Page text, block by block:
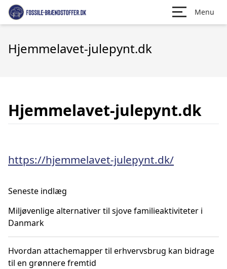
Menu
Hjemmelavet-julepynt.dk
Hjemmelavet-julepynt.dk
https://hjemmelavet-julepynt.dk/
Seneste indlæg
Miljøvenlige alternativer til sjove familieaktiviteter i
Danmark
Hvordan attachemapper til erhvervsbrug kan bidrage
til en grønnere fremtid